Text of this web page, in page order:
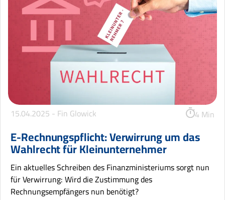
15.04.2025 - Fin Glowick 4 Min
E-Rechnungspflicht: Verwirrung um das
Wahlrecht für Kleinunternehmer
Ein aktuelles Schreiben des Finanzministeriums sorgt nun
für Verwirrung: Wird die Zustimmung des
Rechnungsempfängers nun benötigt?